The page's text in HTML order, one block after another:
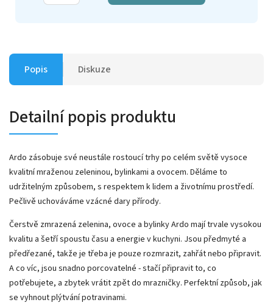
Popis Diskuze
Detailní popis produktu
Ardo zásobuje své neustále rostoucí trhy po celém světě vysoce
kvalitní mraženou zeleninou, bylinkami a ovocem. Děláme to
udržitelným způsobem, s respektem k lidem a životnímu prostředí.
Pečlivě uchováváme vzácné dary přírody.
Čerstvě zmrazená zelenina, ovoce a bylinky Ardo mají trvale vysokou
kvalitu a šetří spoustu času a energie v kuchyni. Jsou předmyté a
předřezané, takže je třeba je pouze rozmrazit, zahřát nebo připravit.
A co víc, jsou snadno porcovatelné - stačí připravit to, co
potřebujete, a zbytek vrátit zpět do mrazničky. Perfektní způsob, jak
se vyhnout plýtvání potravinami.